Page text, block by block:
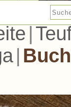
|
|